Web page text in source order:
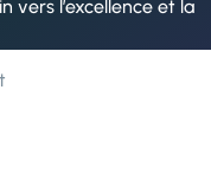
vers l’excellence et la